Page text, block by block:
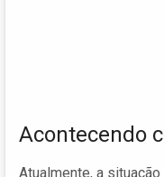
Acontecendo
Atualmente, a